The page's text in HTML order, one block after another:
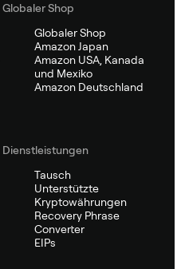
Globaler Shop
Globaler Shop
Amazon Japan
Amazon USA, Kanada
und Mexiko
Amazon Deutschland
Dienstleistungen
Tausch
Unterstützte
Kryptowährungen
Recovery Phrase
Converter
EIPs